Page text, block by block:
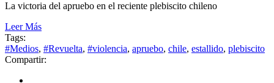
La victoria del apruebo en el reciente plebiscito chileno
Leer Más
Tags:
#Medios, #Revuelta, #violencia, apruebo, chile, estallido, plebiscito
Compartir: